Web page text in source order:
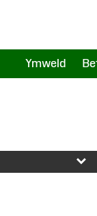
Ymweld